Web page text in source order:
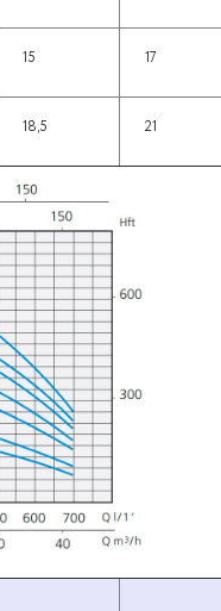
15 17
18,5 21